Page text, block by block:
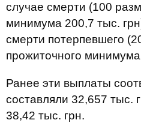
случае смерти (100
минимума 200,7 тыс.
смерти потерпевшего
прожиточного
Ранее эти выплаты
составляли 32,657 тыс.
38,42 тыс. грн.